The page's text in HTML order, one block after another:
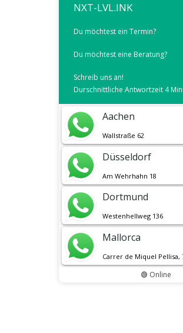
NXT-LVL.INK
Du möchtest ein Termin?
Du möchtest eine Beratung?
Schreib uns an!
Durschnittliche Antwortzeit 4
Aachen
Wallstraße 62
Düsseldorf
Am Wehrhahn 18
Dortmund
Westenhellweg 136
Mallorca
Carrer de Miquel Pellisa,
🟢 Online